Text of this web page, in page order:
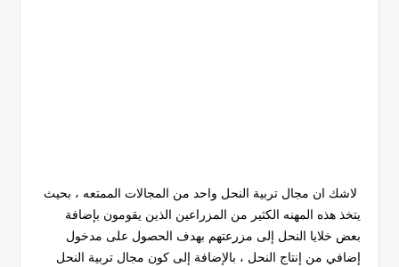
لاشك ان مجال تربية النحل واحد من المجالات الممتعه ، بحيث
يتخذ هذه المهنه الكثير من المزراعين الذين يقومون بإضافة
بعض خلايا النحل إلى مزرعتهم بهدف الحصول على مدخول
إضافي من إنتاج النحل ، بالإضافة إلى كون مجال تربية النحل